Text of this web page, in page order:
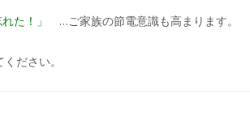
れた！」 …ご家族の節電意識も高まります。
ださい。